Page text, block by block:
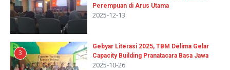
Perempuan di Arus Utama
2025-12-13
3
Gebyar Literasi 2025, TBM Delima Gelar
Capacity Building Pranatacara Basa Jawa
2025-10-26